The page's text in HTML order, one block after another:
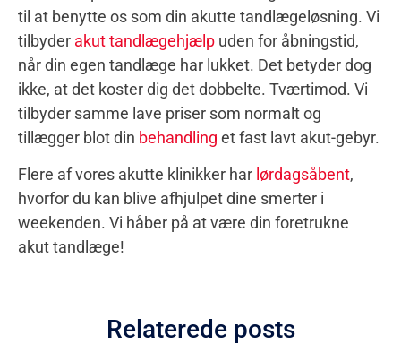
til at benytte os som din akutte tandlægeløsning. Vi
tilbyder akut tandlægehjælp uden for åbningstid,
når din egen tandlæge har lukket. Det betyder dog
ikke, at det koster dig det dobbelte. Tværtimod. Vi
tilbyder samme lave priser som normalt og
tillægger blot din behandling et fast lavt akut-gebyr.
Flere af vores akutte klinikker har lørdagsåbent,
hvorfor du kan blive afhjulpet dine smerter i
weekenden. Vi håber på at være din foretrukne
akut tandlæge!
Relaterede posts